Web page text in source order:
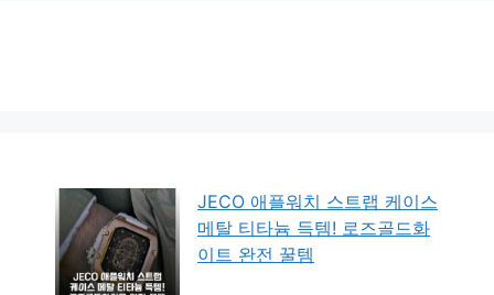
JECO 애플워치 스트랩 케이스
메탈 티타늄 득템! 로즈골드화
이트 완전 꿀템